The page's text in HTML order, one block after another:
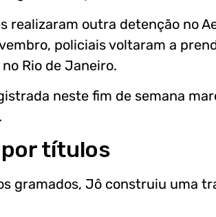
realizaram outra detenção no
policiais voltaram a
Rio de Janeiro.
neste fim de semana
títulos
gramados, Jô construiu uma